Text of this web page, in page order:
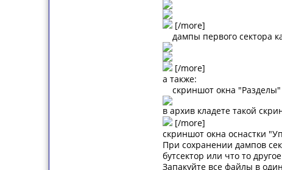
[/more]
дампы первого сектора
[/more]
а также:
скриншот окна "Разделы"
в архив кладете такой
[/more]
скриншот окна оснастки
При сохранении дампов
бутсектор или что то
Запакуйте все файлы в